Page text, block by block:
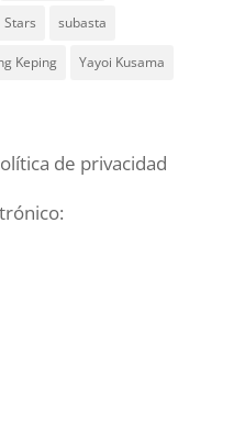
Stars subasta
Keping Yayoi Kusama
de privacidad